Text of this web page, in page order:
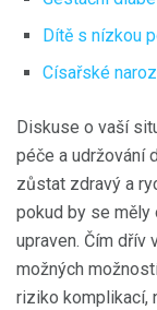
Dítě s nízkou
Císařské
Diskuse o vaší
péče a udržování
zůstat zdravý a
pokud by se měly
upraven. Čím dřív
možných
riziko komplikací,